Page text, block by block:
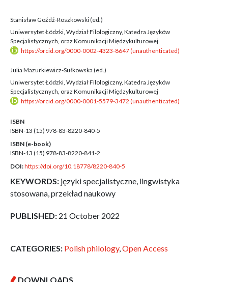
Stanisław Goźdź-Roszkowski (ed.)
Uniwersytet Łódzki, Wydział Filologiczny, Katedra Języków
Specjalistycznych, oraz Komunikacji Międzykulturowej
https://orcid.org/0000-0002-4323-8647 (unauthenticated)
Julia Mazurkiewicz-Sułkowska (ed.)
Uniwersytet Łódzki, Wydział Filologiczny, Katedra Języków
Specjalistycznych, oraz Komunikacji Międzykulturowej
https://orcid.org/0000-0001-5579-3472 (unauthenticated)
ISBN
ISBN-13 (15) 978-83-8220-840-5
ISBN (e-book)
ISBN-13 (15) 978-83-8220-841-2
DOI:https://doi.org/10.18778/8220-840-5
KEYWORDS: języki specjalistyczne, lingwistyka
stosowana, przekład naukowy
PUBLISHED: 21 October 2022
CATEGORIES: Polish philology, Open Access
DOWNLOADS